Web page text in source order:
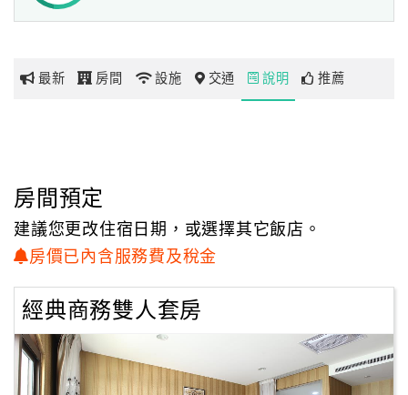
玩
地
圖
顧
務
顧
最新 房間 設施 交通 說明 推薦
房間預定
建議您更改住宿日期，或選擇其它飯店。
房價已內含服務費及稅金
經典商務雙人套房